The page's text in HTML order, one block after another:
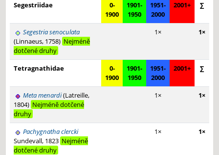
Segestriidae
0-
1900
1901-
1950
1951-
2000
2001+ ∑
Segestria senoculata
(Linnaeus, 1758) Nejméně
dotčené druhy
1× 1×
Tetragnathidae
0-
1900
1901-
1950
1951-
2000
2001+ ∑
Meta menardi(Latreille,
1804) Nejméně dotčené
druhy
1× 1×
Pachygnatha clercki
Sundevall, 1823 Nejméně
dotčené druhy
1× 1×